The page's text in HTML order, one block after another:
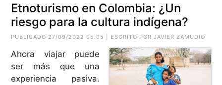
Etnoturismo en Colombia: ¿Un
riesgo para la cultura indígena?
PUBLICADO 27/09/2022 05:05 | ESCRITO POR JAVIER ZAMUDIO
Ahora viajar puede
ser más que una
experiencia pasiva.